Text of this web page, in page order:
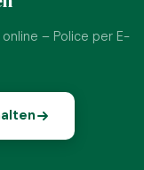
– Police per E-